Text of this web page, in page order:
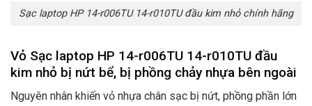
Sạc laptop HP 14-r006TU 14-r010TU đầu kim nhỏ chính hãng
Vỏ Sạc laptop HP 14-r006TU 14-r010TU đầu
kim nhỏ bị nứt bể, bị phồng chảy nhựa bên ngoài
Nguyên nhân khiến vỏ nhựa chân sạc bị nứt, phồng phần lớn